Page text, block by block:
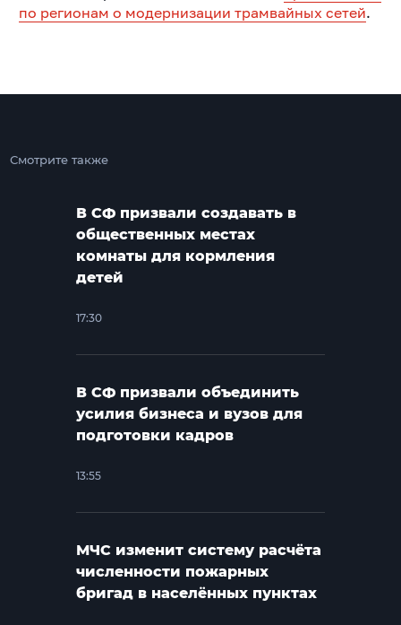
по регионам о модернизации трамвайных сетей.
Смотрите также
В СФ призвали создавать в
общественных местах
комнаты для кормления
детей
17:30
В СФ призвали объединить
усилия бизнеса и вузов для
подготовки кадров
13:55
МЧС изменит систему расчёта
численности пожарных
бригад в населённых пунктах